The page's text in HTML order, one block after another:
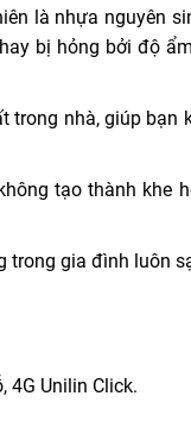
là nhựa nguyên
bị hỏng bởi độ
trong nhà, giúp
tạo thành khe
trong gia đình luôn
4G Unilin Click.